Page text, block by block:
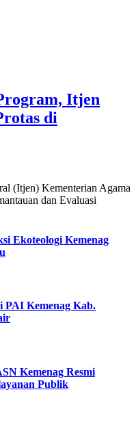
Itjen
di
(Itjen) Kementerian Agama
dan Evaluasi
Ekoteologi Kemenag
PAI Kemenag Kab.
Kemenag Resmi
Publik